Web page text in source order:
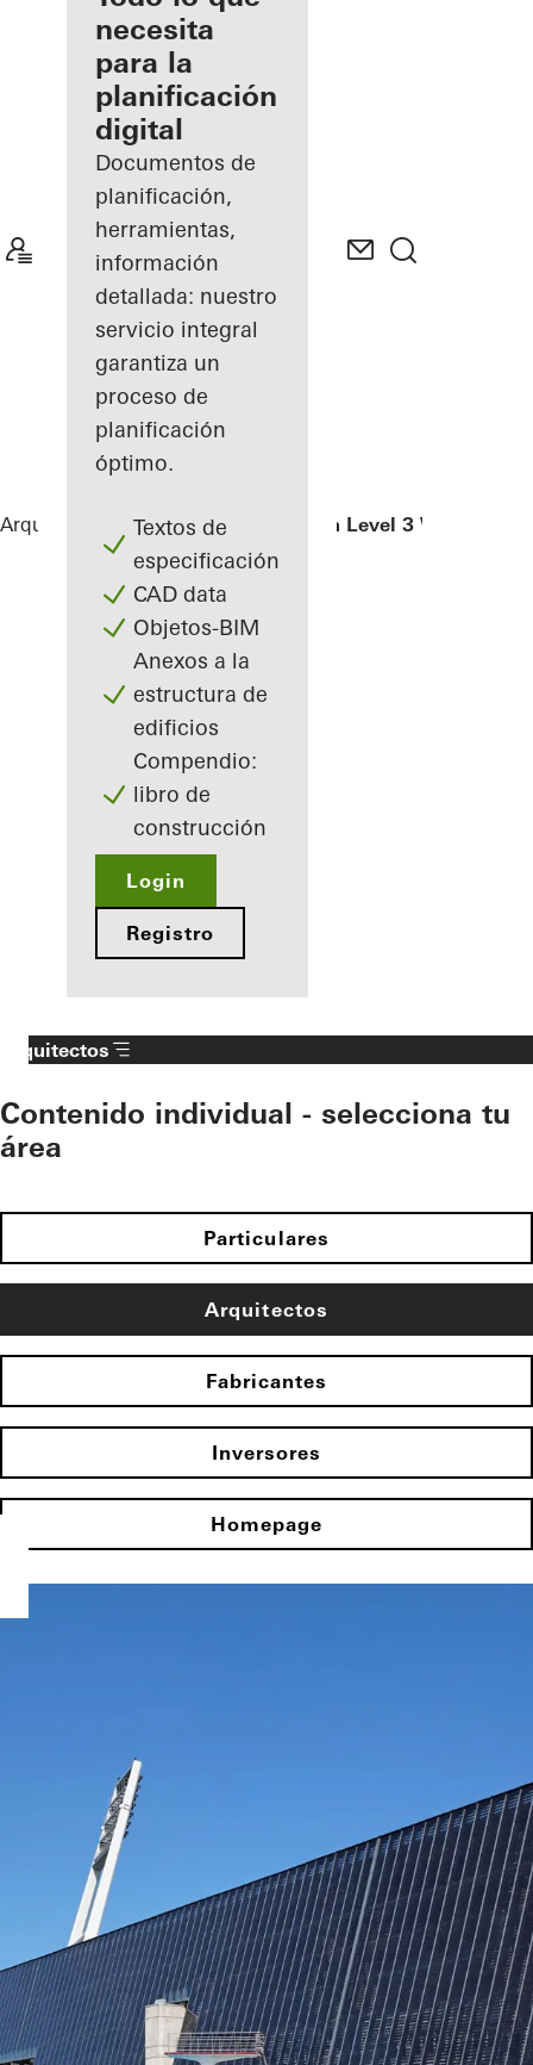
registrado
Descubre
mi área
de
trabajo
necesita
para la
planificación
digital
Documentos de
planificación,
herramientas,
información
detallada: nuestro
servicio integral
garantiza un
proceso de
planificación
óptimo.
Textos de
especificación
CAD data
Objetos-BIM
Anexos a la
estructura de
edificios
Compendio:
libro de
construcción
Login
Registro
Arquitectos ReferenciasWeserstadion Level 3 West
Arquitectos
Contenido individual - selecciona tu
área
Particulares
Arquitectos
Fabricantes
Inversores
Homepage